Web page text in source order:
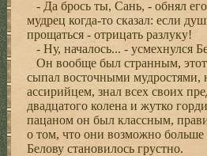
- Да брось ты, Сань, - обнял
мудрец когда-то сказал: если
прощаться - отрицать разлуку!
- Ну, началось... - усмехнулся
Он вообще был странным,
сыпал восточными мудростями,
ассирийцем, знал всех своих
двадцатого колена и жутко
пацаном он был классным,
о том, что они возможно больше
Белову становилось грустно.